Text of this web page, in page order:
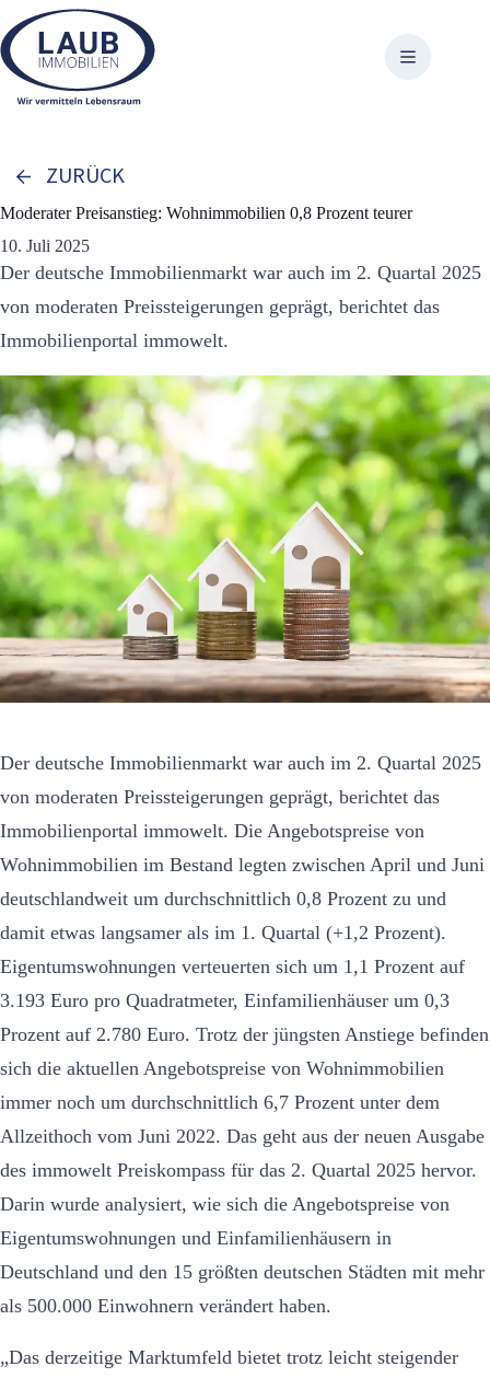
Inhalt
springen
ZURÜCK
Moderater Preisanstieg: Wohnimmobilien 0,8 Prozent teurer
10. Juli 2025
Der deutsche Immobilienmarkt war auch im 2. Quartal 2025
von moderaten Preissteigerungen geprägt, berichtet das
Immobilienportal immowelt.
Der deutsche Immobilienmarkt war auch im 2. Quartal 2025
von moderaten Preissteigerungen geprägt, berichtet das
Immobilienportal immowelt. Die Angebotspreise von
Wohnimmobilien im Bestand legten zwischen April und Juni
deutschlandweit um durchschnittlich 0,8 Prozent zu und
damit etwas langsamer als im 1. Quartal (+1,2 Prozent).
Eigentumswohnungen verteuerten sich um 1,1 Prozent auf
3.193 Euro pro Quadratmeter, Einfamilienhäuser um 0,3
Prozent auf 2.780 Euro. Trotz der jüngsten Anstiege befinden
sich die aktuellen Angebotspreise von Wohnimmobilien
immer noch um durchschnittlich 6,7 Prozent unter dem
Allzeithoch vom Juni 2022. Das geht aus der neuen Ausgabe
des immowelt Preiskompass für das 2. Quartal 2025 hervor.
Darin wurde analysiert, wie sich die Angebotspreise von
Eigentumswohnungen und Einfamilienhäusern in
Deutschland und den 15 größten deutschen Städten mit mehr
als 500.000 Einwohnern verändert haben.
„Das derzeitige Marktumfeld bietet trotz leicht steigender